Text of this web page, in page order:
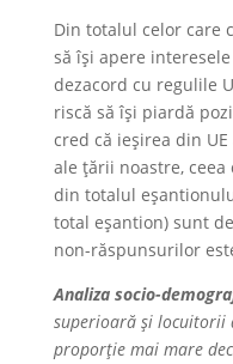
Din totalul celor care
să își apere
dezacord cu regulile
riscă să își piardă
cred că ieșirea din
ale țării noastre,
din totalul
total eșantion) sunt
non-răspunsurilor
Analiza socio-
superioară și locuitorii
proporție mai mare